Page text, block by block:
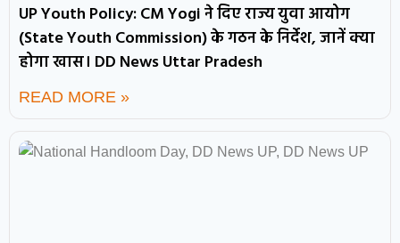
UP Youth Policy: CM Yogi ने दिए राज्य युवा आयोग
(State Youth Commission) के गठन के निर्देश, जानें क्या
होगा खास। DD News Uttar Pradesh
READ MORE »